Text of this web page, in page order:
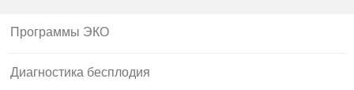
Программы ЭКО
Диагностика бесплодия